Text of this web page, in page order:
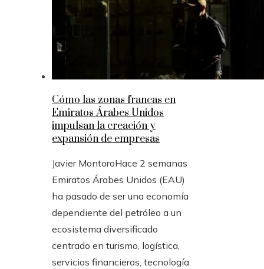
Cómo las zonas francas en
Emiratos Árabes Unidos
impulsan la creación y
expansión de empresas
Javier MontoroHace 2 semanas
Emiratos Árabes Unidos (EAU)
ha pasado de ser una economía
dependiente del petróleo a un
ecosistema diversificado
centrado en turismo, logística,
servicios financieros, tecnología